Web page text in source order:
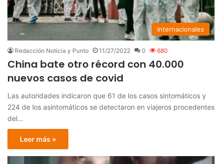
Internacionales
Redacción Noticia y Punto 11/27/2022 0 680
China bate otro récord con 40.000
nuevos casos de covid
Las autoridades indicaron que 61 de los casos sintomáticos y
224 de los asintomáticos se detectaron en viajeros procedentes
del…
Leer más »